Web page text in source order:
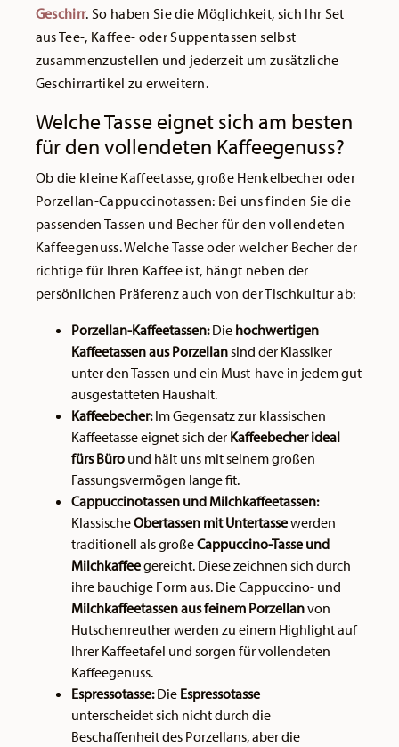
Geschirr. So haben Sie die Möglichkeit, sich Ihr Set
aus Tee-, Kaffee- oder Suppentassen selbst
zusammenzustellen und jederzeit um zusätzliche
Geschirrartikel zu erweitern.
Welche Tasse eignet sich am besten
für den vollendeten Kaffeegenuss?
Ob die kleine Kaffeetasse, große Henkelbecher oder
Porzellan-Cappuccinotassen: Bei uns finden Sie die
passenden Tassen und Becher für den vollendeten
Kaffeegenuss. Welche Tasse oder welcher Becher der
richtige für Ihren Kaffee ist, hängt neben der
persönlichen Präferenz auch von der Tischkultur ab:
Porzellan-Kaffeetassen:Die hochwertigen
Kaffeetassen aus Porzellansind der Klassiker
unter den Tassen und ein Must-have in jedem gut
ausgestatteten Haushalt.
Kaffeebecher:Im Gegensatz zur klassischen
Kaffeetasse eignet sich der Kaffeebecher ideal
fürs Büround hält uns mit seinem großen
Fassungsvermögen lange fit.
Cappuccinotassen und Milchkaffeetassen:
KlassischeObertassen mit Untertassewerden
traditionell als großeCappuccino-Tasse und
Milchkaffeegereicht. Diese zeichnen sich durch
ihre bauchige Form aus. Die Cappuccino- und
Milchkaffeetassen aus feinem Porzellanvon
Hutschenreuther werden zu einem Highlight auf
Ihrer Kaffeetafel und sorgen für vollendeten
Kaffeegenuss.
Espressotasse:Die Espressotasse
unterscheidet sich nicht durch die
Beschaffenheit des Porzellans, aber die